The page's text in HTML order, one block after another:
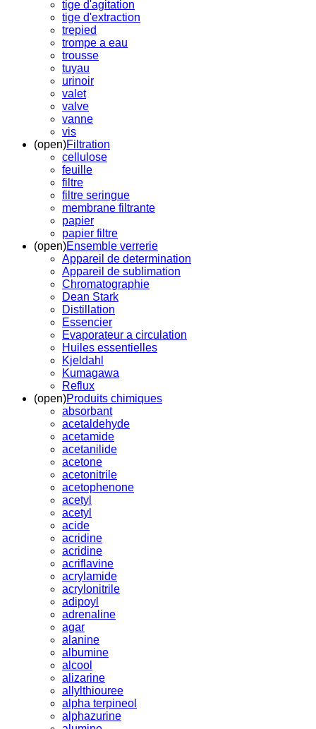
tige d'agitation
tige d'extraction
trepied
trompe a eau
trousse
tuyau
urinoir
valet
valve
vanne
vis
(open)Filtration
cellulose
feuille
filtre
filtre seringue
membrane filtrante
papier
papier filtre
(open)Ensemble verrerie
Appareil de determination
Appareil de sublimation
Chromatographie
Dean Stark
Distillation
Essencier
Evaporateur a circulation
Huiles essentielles
Kjeldahl
Kumagawa
Reflux
(open)Produits chimiques
absorbant
acetaldehyde
acetamide
acetanilide
acetone
acetonitrile
acetophenone
acetyl
acetyl
acide
acridine
acridine
acriflavine
acrylamide
acrylonitrile
adipoyl
adrenaline
agar
alanine
albumine
alcool
alizarine
allylthiouree
alpha terpineol
alphazurine